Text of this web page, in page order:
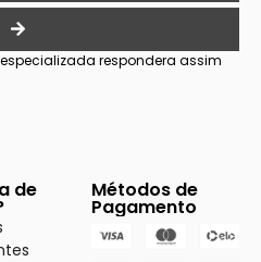
respondera assim
de Métodos de
Pagamento